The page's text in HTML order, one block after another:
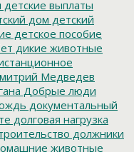
детские выплаты
дом детский
детское пособие
дикие животные
Медведев
Добрые люди
документальный
долговая нагрузка
должники
животные